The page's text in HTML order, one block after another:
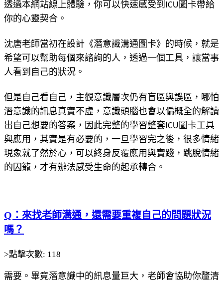
透過本網站線上體驗，你可以快速感受到ICU圖卡帶給
你的心靈契合。
沈唐老師當初在設計《潛意識溝通圖卡》的時候，就是
希望可以幫助每個來諮詢的人，透過一個工具，讓當事
人看到自己的狀況。
但是自己看自己，主觀意識層次仍有盲區與誤區，哪怕
潛意識的訊息真實不虛，意識頭腦也會以偏概全的解讀
出自己想要的答案，因此完整的學習整套ICU圖卡工具
與應用，其實是有必要的，一旦學習完之後，很多情緒
現象就了然於心，可以終身反覆應用與實踐，跳脫情緒
的囚籠，才有辦法感受生命的起承轉合。
Q：來找老師溝通，還需要重複自己的問題狀況
嗎？
>點擊次數: 118
需要。畢竟潛意識中的訊息量巨大，老師會協助你釐清